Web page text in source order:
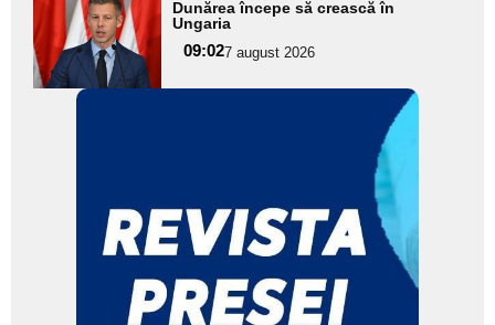
aici textul
pentru
subtitlu
Dunărea începe să crească în
Ungaria
09:027 august 2026